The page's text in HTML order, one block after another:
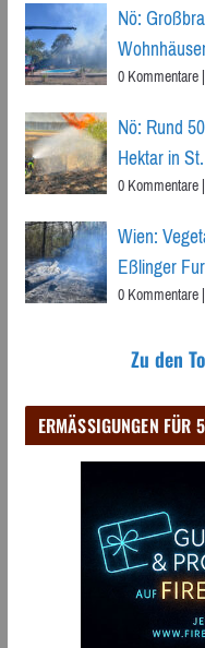
Nö:
0 Kommentare|
Nö: Rund
Hektar in
0 Kommentare|
Wien:
Eßlinger
0 Kommentare|
Zu den
ERMÄSSIGUNGEN FÜR